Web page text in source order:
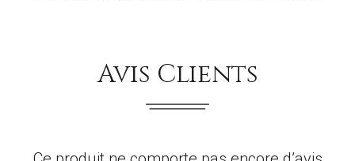
Avis Clients